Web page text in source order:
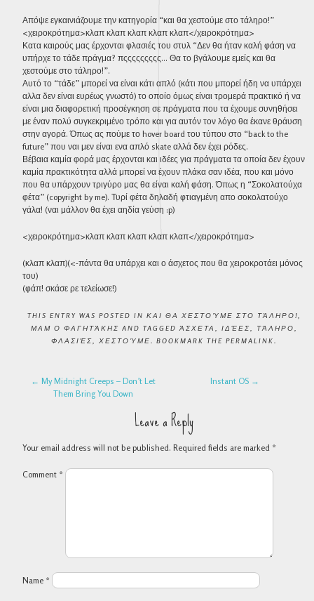
Απόψε εγκαινιάζουμε την κατηγορία “και θα χεστούμε στο τάληρο!”
<χειροκρότημα>κλαπ κλαπ κλαπ κλαπ κλαπ</χειροκρότημα>
Κατα καιρούς μας έρχονται φλασιές του στυλ “Δεν θα ήταν καλή φάση να
υπήρχε το τάδε πράγμα? πςςςςςςςςς… Θα το βγάλουμε εμείς και θα
χεστούμε στο τάληρο!”.
Αυτό το “τάδε” μπορεί να είναι κάτι απλό (κάτι που μπορεί ήδη να υπάρχει
αλλα δεν είναι ευρέως γνωστό) το οποίο όμως είναι τρομερά πρακτικό ή να
είναι μια διαφορετική προσέγκηση σε πράγματα που τα έχουμε συνηθήσει
με έναν πολύ συγκεκριμένο τρόπο και για αυτόν τον λόγο θα έκανε θράυση
στην αγορά. Όπως ας πούμε το hover board του τύπου στο “back to the
future” που ναι μεν είναι ενα απλό skate αλλά δεν έχει ρόδες.
Βέβαια καμία φορά μας έρχονται και ιδέες για πράγματα τα οποία δεν έχουν
καμία πρακτικότητα αλλά μπορεί να έχουν πλάκα σαν ιδέα, που και μόνο
που θα υπάρχουν τριγύρο μας θα είναι καλή φάση. Όπως η “Σοκολατούχα
φέτα” (copyright by me). Τυρί φέτα δηλαδή φτιαγμένη απο σοκολατούχο
γάλα! (ναι μάλλον θα έχει αηδία γεύση :p)
<χειροκρότημα>κλαπ κλαπ κλαπ κλαπ κλαπ</χειροκρότημα>
(κλαπ κλαπ)(<-πάντα θα υπάρχει και ο άσχετος που θα χειροκροτάει μόνος
του)
(φάπ! σκάσε ρε τελείωσε!)
THIS ENTRY WAS POSTED IN ΚΑΙ ΘΑ ΧΕΣΤΟΎΜΕ ΣΤΟ ΤΆΛΗΡΟ!
ΜΑΜ Ο ΦΑΓΗΤΆΚΗΣ AND TAGGED ΆΣΧΕΤΑ ΙΔΈΕΣ ΤΆΛΗΡΟ
ΦΛΑΣΙΈΣ
ΧΕΣΤΟΎΜΕ . BOOKMARK THE PERMALINK .
POST NAVIGATION
← My Midnight Creeps – Don’t Let
Them Bring You Down
Instant OS →
Leave a Reply
Your email address will not be published. Required fields are marked *
Comment *
Name *